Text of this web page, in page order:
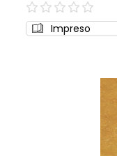
0%
Impreso